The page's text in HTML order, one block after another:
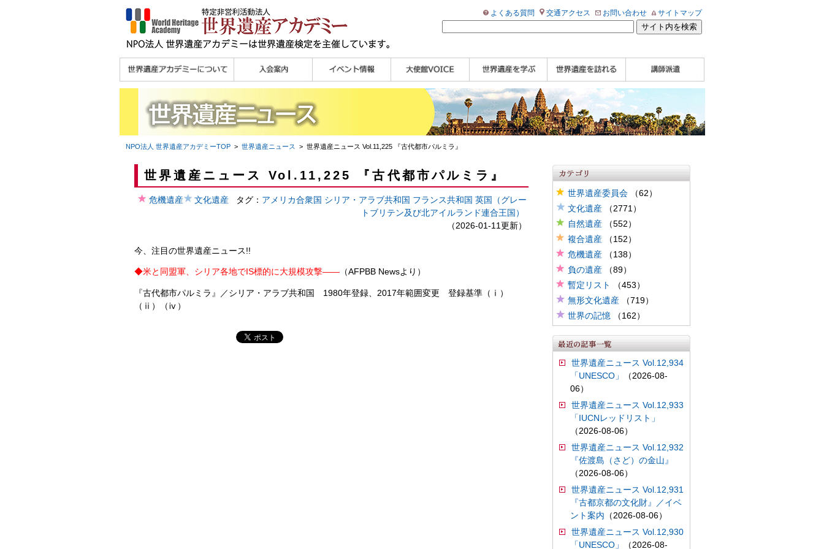
よくある質問 交通アクセス お問い合わせ サイトマップ
理念
メッセージ
主な活動内容
沿革
組織図・役員
研究員紹介 >>
宮澤 光 MIYAZAWA, Hikaru
研究員によるメディ
ア協力など
法人会員・協賛団体
／公認団体
メディア協力／プレ
スリリース
個人会員
法人会員
会報誌サンプル
会員限定ページ 講演会
大使館セミナー
展示会
講座・セミナー
ツアー情報
イベントレポート 研究員ブログ
マイスターのささや
き
WHAフォトギャラリ
ー
世界遺産応援ブログ
世界遺産検定公式
HP
学習アシスト動画
世界遺産ナビ
【pamon】
WHA認定講師について
WHA認定講師 紹介
動画
WHA認定講師 紹介
記事（会報誌）
自治体・民間団体関
係者の方へ
企業関係者の方へ
学校・教育関係者の
方へ
NPO法人 世界遺産アカデミーTOP> 世界遺産ニュース > 世界遺産ニュース Vol.11,225 『古代都市パルミラ』
世界遺産ニュース Vol.11,225 『古代都市パルミラ』
危機遺産 文化遺産タグ： アメリカ合衆国 シリア・アラブ共和国 フランス共和国 英国（グレー
トブリテン及び北アイルランド連合王国）
（2026-01-11更新）
今、注目の世界遺産ニュース!!
◆米と同盟軍、シリア各地でIS標的に大規模攻撃――（AFPBB Newsより）
『古代都市パルミラ』／シリア・アラブ共和国 1980年登録、2017年範囲変更 登録基準（ⅰ）
（ⅱ）（ⅳ）
世界遺産委員会（62）
文化遺産（2771）
自然遺産（552）
複合遺産（152）
危機遺産（138）
負の遺産（89）
暫定リスト
（453）
無形文化遺産（719）
世界の記憶（162）
世界遺産ニュース Vol.12,934
「UNESCO」
（2026-08-
06）
世界遺産ニュース Vol.12,933
「IUCNレッドリスト」
（2026-08-06）
世界遺産ニュース Vol.12,932
『佐渡島（さど）の金山』
（2026-08-06）
世界遺産ニュース Vol.12,931
『古都京都の文化財』／イベ
ント案内 （2026-08-06）
世界遺産ニュース Vol.12,930
「UNESCO」
（2026-08-